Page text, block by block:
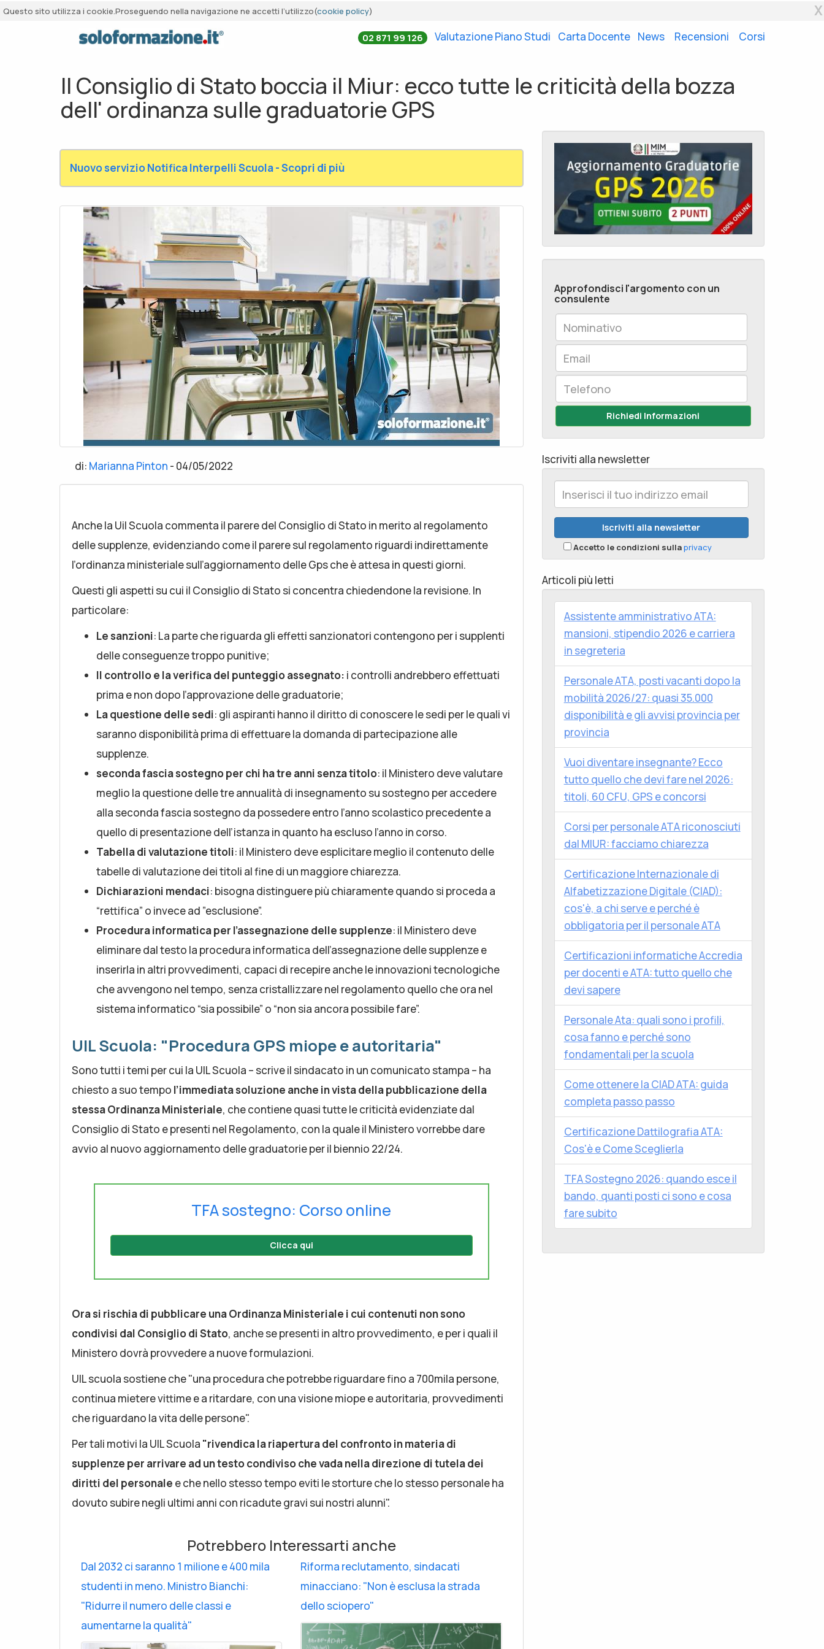
Questo sito utilizza i cookie.Proseguendo nella navigazione ne accetti l’utilizzo(cookie policy) X
02 871 99 126 Valutazione Piano Studi Carta Docente News Recensioni Corsi
Il Consiglio di Stato boccia il Miur: ecco tutte le criticità della bozza
dell' ordinanza sulle graduatorie GPS
Nuovo servizio Notifica Interpelli Scuola - Scopri di più
di: Marianna Pinton - 04/05/2022
Anche la Uil Scuola commenta il parere del Consiglio di Stato in merito al regolamento
delle supplenze, evidenziando come il parere sul regolamento riguardi indirettamente
l’ordinanza ministeriale sull’aggiornamento delle Gps che è attesa in questi giorni.
Questi gli aspetti su cui il Consiglio di Stato si concentra chiedendone la revisione. In
particolare:
Le sanzioni: La parte che riguarda gli effetti sanzionatori contengono per i supplenti
delle conseguenze troppo punitive;
Il controllo e la verifica del punteggio assegnato: i controlli andrebbero effettuati
prima e non dopo l’approvazione delle graduatorie;
La questione delle sedi: gli aspiranti hanno il diritto di conoscere le sedi per le quali vi
saranno disponibilità prima di effettuare la domanda di partecipazione alle
supplenze.
seconda fascia sostegno per chi ha tre anni senza titolo: il Ministero deve valutare
meglio la questione delle tre annualità di insegnamento su sostegno per accedere
alla seconda fascia sostegno da possedere entro l’anno scolastico precedente a
quello di presentazione dell’istanza in quanto ha escluso l’anno in corso.
Tabella di valutazione titoli: il Ministero deve esplicitare meglio il contenuto delle
tabelle di valutazione dei titoli al fine di un maggiore chiarezza.
Dichiarazioni mendaci: bisogna distinguere più chiaramente quando si proceda a
“rettifica” o invece ad ”esclusione”.
Procedura informatica per l’assegnazione delle supplenze: il Ministero deve
eliminare dal testo la procedura informatica dell’assegnazione delle supplenze e
inserirla in altri provvedimenti, capaci di recepire anche le innovazioni tecnologiche
che avvengono nel tempo, senza cristallizzare nel regolamento quello che ora nel
sistema informatico “sia possibile” o “non sia ancora possibile fare”.
UIL Scuola: "Procedura GPS miope e autoritaria"
Sono tutti i temi per cui la UIL Scuola – scrive il sindacato in un comunicato stampa – ha
chiesto a suo tempo l’immediata soluzione anche in vista della pubblicazione della
stessa Ordinanza Ministeriale, che contiene quasi tutte le criticità evidenziate dal
Consiglio di Stato e presenti nel Regolamento, con la quale il Ministero vorrebbe dare
avvio al nuovo aggiornamento delle graduatorie per il biennio 22/24.
TFA sostegno: Corso online
Clicca qui
Ora si rischia di pubblicare una Ordinanza Ministeriale i cui contenuti non sono
condivisi dal Consiglio di Stato, anche se presenti in altro provvedimento, e per i quali il
Ministero dovrà provvedere a nuove formulazioni.
UIL scuola sostiene che "una procedura che potrebbe riguardare fino a 700mila persone,
continua mietere vittime e a ritardare, con una visione miope e autoritaria, provvedimenti
che riguardano la vita delle persone".
Per tali motivi la UIL Scuola "rivendica la riapertura del confronto in materia di
supplenze per arrivare ad un testo condiviso che vada nella direzione di tutela dei
diritti del personale e che nello stesso tempo eviti le storture che lo stesso personale ha
dovuto subire negli ultimi anni con ricadute gravi sui nostri alunni".
Potrebbero Interessarti anche
Dal 2032 ci saranno 1 milione e 400 mila
studenti in meno. Ministro Bianchi:
"Ridurre il numero delle classi e
aumentarne la qualità"
Riforma reclutamento, sindacati
minacciano: "Non è esclusa la strada
dello sciopero"
Approfondisci l'argomento con un
consulente
Richiedi Informazioni
Iscriviti alla newsletter
Accetto le condizioni sullaprivacy
Articoli più letti
Assistente amministrativo ATA:
mansioni, stipendio 2026 e carriera
in segreteria
Personale ATA, posti vacanti dopo la
mobilità 2026/27: quasi 35.000
disponibilità e gli avvisi provincia per
provincia
Vuoi diventare insegnante? Ecco
tutto quello che devi fare nel 2026:
titoli, 60 CFU, GPS e concorsi
Corsi per personale ATA riconosciuti
dal MIUR: facciamo chiarezza
Certificazione Internazionale di
Alfabetizzazione Digitale (CIAD):
cos'è, a chi serve e perché è
obbligatoria per il personale ATA
Certificazioni informatiche Accredia
per docenti e ATA: tutto quello che
devi sapere
Personale Ata: quali sono i profili,
cosa fanno e perché sono
fondamentali per la scuola
Come ottenere la CIAD ATA: guida
completa passo passo
Certificazione Dattilografia ATA:
Cos'è e Come Sceglierla
TFA Sostegno 2026: quando esce il
bando, quanti posti ci sono e cosa
fare subito